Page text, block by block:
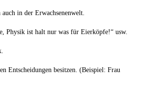
in der Erwachsenenwelt.
Physik ist halt nur was für Eierköpfe!“ usw.
Entscheidungen besitzen. (Beispiel: Frau